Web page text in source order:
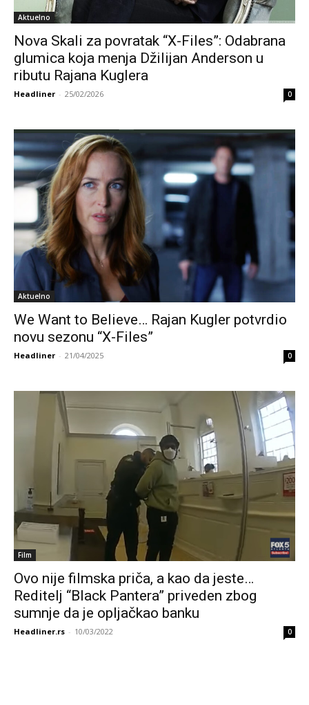
Aktuelno
Nova Skali za povratak “X-Files”: Odabrana
glumica koja menja Džilijan Anderson u
ributu Rajana Kuglera
Headliner - 25/02/2026 0
Aktuelno
We Want to Believe… Rajan Kugler potvrdio
novu sezonu “X-Files”
Headliner - 21/04/2025 0
Film
Ovo nije filmska priča, a kao da jeste…
Reditelj “Black Pantera” priveden zbog
sumnje da je opljačkao banku
Headliner.rs - 10/03/2022 0